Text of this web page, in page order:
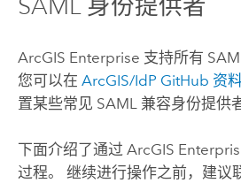
ArcGIS Enterprise 支持所有
您可以在 ArcGIS/IdP GitHub 资
置某些常见 SAML 兼容身份提供
下面介绍了通过 ArcGIS
过程。 继续进行操作之前，建议